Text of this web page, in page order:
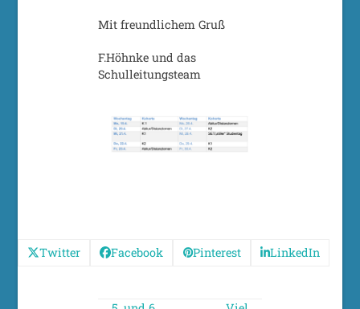
Mit freundlichem Gruß
F.Höhnke und das
Schulleitungsteam
Twitter Facebook Pinterest LinkedIn